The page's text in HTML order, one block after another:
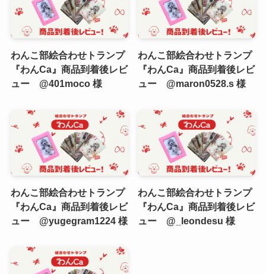
わんこ部絵合わせトランプ
『わんCa』商品到着後レビ
ュー @401moco 様
わんこ部絵合わせトランプ
『わんCa』商品到着後レビ
ュー @maron0528.s 様
わんこ部絵合わせトランプ
『わんCa』商品到着後レビ
ュー @yugegram1224 様
わんこ部絵合わせトランプ
『わんCa』商品到着後レビ
ュー @_leondesu 様